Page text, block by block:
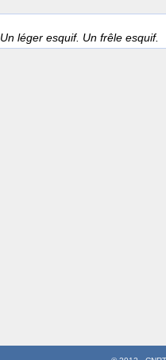
Un léger esquif. Un frêle esquif.